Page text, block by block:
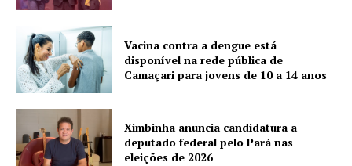
Vacina contra a dengue está
disponível na rede pública de
Camaçari para jovens de 10 a 14 anos
Ximbinha anuncia candidatura a
deputado federal pelo Pará nas
eleições de 2026